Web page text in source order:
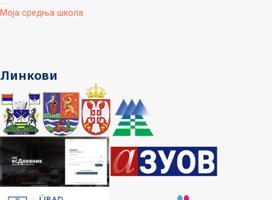
Моја средња школа
Линкови